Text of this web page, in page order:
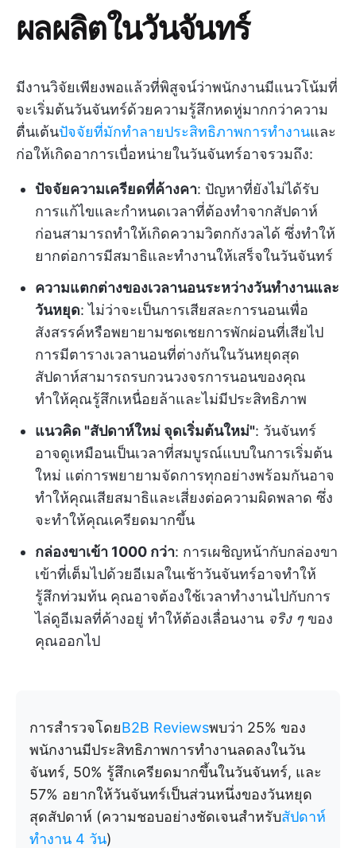
ผลผลิตในวันจันทร์
มีงานวิจัยเพียงพอแล้วที่พิสูจน์ว่าพนักงานมีแนวโน้มที่
จะเริ่มต้นวันจันทร์ด้วยความรู้สึกหดหู่มากกว่าความ
ตื่นเต้นปัจจัยที่มักทำลายประสิทธิภาพการทำงานและ
ก่อให้เกิดอาการเบื่อหน่ายในวันจันทร์อาจรวมถึง:
ปัจจัยความเครียดที่ค้างคา: ปัญหาที่ยังไม่ได้รับ
การแก้ไขและกำหนดเวลาที่ต้องทำจากสัปดาห์
ก่อนสามารถทำให้เกิดความวิตกกังวลได้ ซึ่งทำให้
ยากต่อการมีสมาธิและทำงานให้เสร็จในวันจันทร์
ความแตกต่างของเวลานอนระหว่างวันทำงานและ
วันหยุด: ไม่ว่าจะเป็นการเสียสละการนอนเพื่อ
สังสรรค์หรือพยายามชดเชยการพักผ่อนที่เสียไป
การมีตารางเวลานอนที่ต่างกันในวันหยุดสุด
สัปดาห์สามารถรบกวนวงจรการนอนของคุณ
ทำให้คุณรู้สึกเหนื่อยล้าและไม่มีประสิทธิภาพ
แนวคิด "สัปดาห์ใหม่ จุดเริ่มต้นใหม่": วันจันทร์
อาจดูเหมือนเป็นเวลาที่สมบูรณ์แบบในการเริ่มต้น
ใหม่ แต่การพยายามจัดการทุกอย่างพร้อมกันอาจ
ทำให้คุณเสียสมาธิและเสี่ยงต่อความผิดพลาด ซึ่ง
จะทำให้คุณเครียดมากขึ้น
กล่องขาเข้า 1000 กว่า: การเผชิญหน้ากับกล่องขา
เข้าที่เต็มไปด้วยอีเมลในเช้าวันจันทร์อาจทำให้
รู้สึกท่วมท้น คุณอาจต้องใช้เวลาทำงานไปกับการ
ไล่ดูอีเมลที่ค้างอยู่ ทำให้ต้องเลื่อนงาน จริง ๆของ
คุณออกไป
การสำรวจโดยB2B Reviewsพบว่า 25% ของ
พนักงานมีประสิทธิภาพการทำงานลดลงในวัน
จันทร์, 50% รู้สึกเครียดมากขึ้นในวันจันทร์, และ
57% อยากให้วันจันทร์เป็นส่วนหนึ่งของวันหยุด
สุดสัปดาห์ (ความชอบอย่างชัดเจนสำหรับสัปดาห์
ทำงาน 4 วัน)